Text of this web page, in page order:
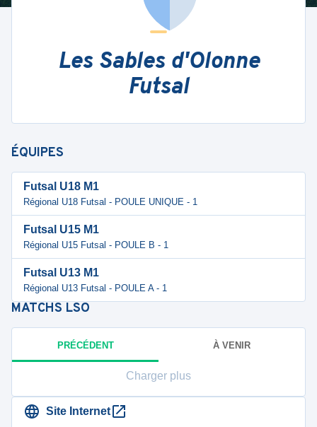
Les Sables d'Olonne
Futsal
ÉQUIPES
Futsal U18 M1
Régional U18 Futsal - POULE UNIQUE - 1
Futsal U15 M1
Régional U15 Futsal - POULE B - 1
Futsal U13 M1
Régional U13 Futsal - POULE A - 1
MATCHS LSO
PRÉCÉDENT À VENIR
Charger plus
Site Internet